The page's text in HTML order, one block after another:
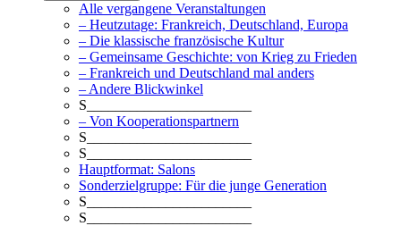
Alle vergangene Veranstaltungen
– Heutzutage: Frankreich, Deutschland, Europa
– Die klassische französische Kultur
– Gemeinsame Geschichte: von Krieg zu Frieden
– Frankreich und Deutschland mal anders
– Andere Blickwinkel
S_______________________
– Von Kooperationspartnern
S_______________________
S_______________________
Hauptformat: Salons
Sonderzielgruppe: Für die junge Generation
S_______________________
S_______________________